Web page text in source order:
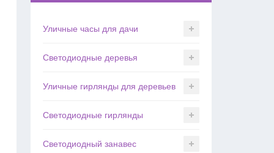
Уличные часы для дачи
Светодиодные деревья
Уличные гирлянды для деревьев
Светодиодные гирлянды
Светодиодный занавес